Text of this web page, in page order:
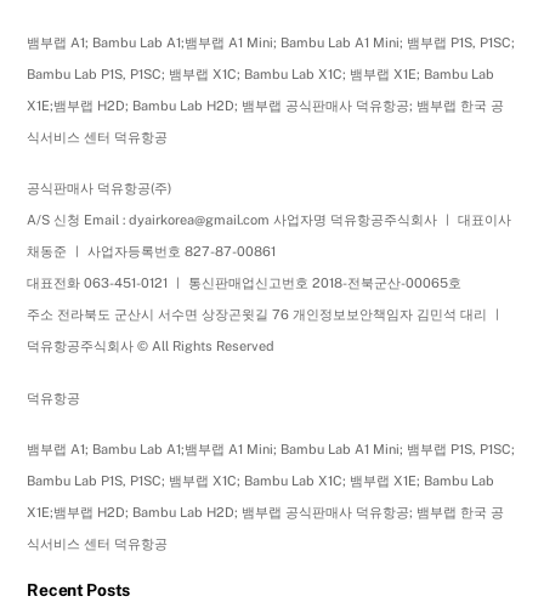
뱀부랩 A1; Bambu Lab A1;뱀부랩 A1 Mini; Bambu Lab A1 Mini; 뱀부랩 P1S, P1SC;
Bambu Lab P1S, P1SC; 뱀부랩 X1C; Bambu Lab X1C; 뱀부랩 X1E; Bambu Lab
X1E;뱀부랩 H2D; Bambu Lab H2D; 뱀부랩 공식판매사 덕유항공; 뱀부랩 한국 공
식서비스 센터 덕유항공
공식판매사 덕유항공(주)
A/S 신청 Email : dyairkorea@gmail.com 사업자명 덕유항공주식회사 ㅣ 대표이사
채동준 ㅣ 사업자등록번호 827-87-00861
대표전화 063-451-0121 ㅣ 통신판매업신고번호 2018-전북군산-00065호
주소 전라북도 군산시 서수면 상장곤윗길 76 개인정보보안책임자 김민석 대리 ㅣ
덕유항공주식회사 © All Rights Reserved
덕유항공
뱀부랩 A1; Bambu Lab A1;뱀부랩 A1 Mini; Bambu Lab A1 Mini; 뱀부랩 P1S, P1SC;
Bambu Lab P1S, P1SC; 뱀부랩 X1C; Bambu Lab X1C; 뱀부랩 X1E; Bambu Lab
X1E;뱀부랩 H2D; Bambu Lab H2D; 뱀부랩 공식판매사 덕유항공; 뱀부랩 한국 공
식서비스 센터 덕유항공
Recent Posts